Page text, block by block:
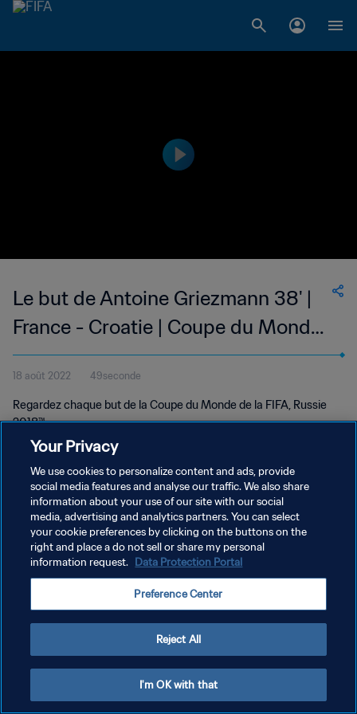
Le but de Antoine Griezmann 38' |
France - Croatie | Coupe du Monde
de la FIFA, Russie 2018™
18 août 2022 49seconde
Regardez chaque but de la Coupe du Monde de la FIFA, Russie
2018™.
POLITIQUE DE CONFIDENTIALITÉ
CONDITIONS D'UTILISATION
GÉRER VOS PRÉFÉRENCES SUR LES COOKIES
Your Privacy
We use cookies to personalize content and ads, provide
social media features and analyse our traffic. We also share
information about your use of our site with our social
media, advertising and analytics partners. You can select
your cookie preferences by clicking on the buttons on the
right and place a do not sell or share my personal
information request. Data Protection Portal
Preference Center
Reject All
I'm OK with that